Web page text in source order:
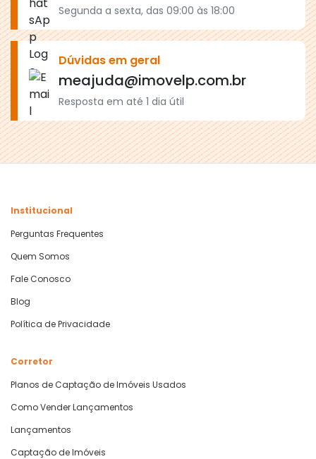
Segunda a sexta, das 09:00 às 18:00
Dúvidas em geral
meajuda@imovelp.com.br
Resposta em até 1 dia útil
Institucional
Perguntas Frequentes
Quem Somos
Fale Conosco
Blog
Política de Privacidade
Corretor
Planos de Captação de Imóveis Usados
Como Vender Lançamentos
Lançamentos
Captação de Imóveis